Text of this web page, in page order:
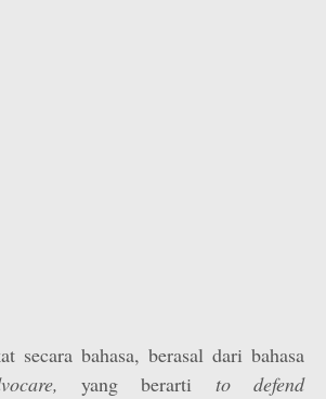
secara bahasa, berasal dari bahasa
yang berarti to defend